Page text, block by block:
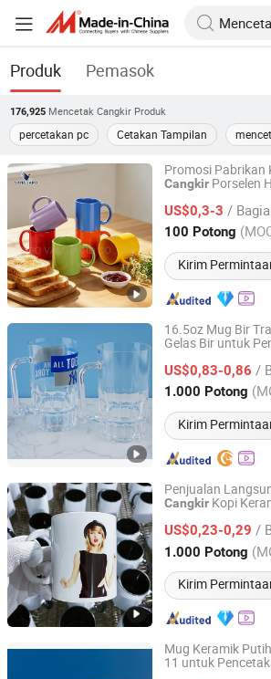
Produk Pemasok
176,925 Mencetak Cangkir Produk
percetakan pc Cetakan Tampilan
Promosi Pabrikan
Cangkir Porselen
Teh Cetak Kustom
Cangkir Kopi
US$0,3-3 /
100 Potong
Kirim
Zibo Vanguard Co.,Ltd
Shandong, China Harga
16.5oz Mug Bir
Gelas Bir untuk
US$0,83-0,86 /
1.000 Potong
Kirim
Dongguan Langxin Home Product Co.,
Guangdong, China Harga
Penjualan
Cangkir Kopi
Pencetakan Logo
MassalCangkir
US$0,23-0,29 /
1.000 Potong
Kirim
Zibo Seefy Light Industrial Products
Shandong, China Harga
Mug Keramik
11 untuk
Zibo Timestone International Co., Ltd.